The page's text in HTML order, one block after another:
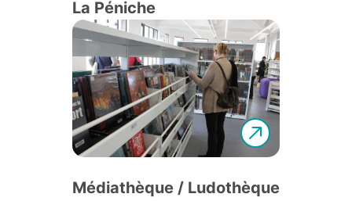
La Péniche
Médiathèque / Ludothèque